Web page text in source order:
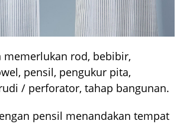
memerlukan rod, bebibir,
pensil, pengukur pita,
/ perforator, tahap bangunan.
pensil menandakan tempat